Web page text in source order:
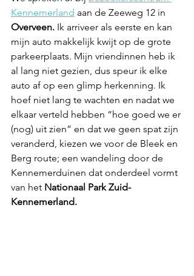
Kennemerland aan de Zeeweg 12 in
Overveen. Ik arriveer als eerste en kan
mijn auto makkelijk kwijt op de grote
parkeerplaats. Mijn vriendinnen heb ik
al lang niet gezien, dus speur ik elke
auto af op een glimp herkenning. Ik
hoef niet lang te wachten en nadat we
elkaar verteld hebben “hoe goed we er
(nog) uit zien” en dat we geen spat zijn
veranderd, kiezen we voor de Bleek en
Berg route; een wandeling door de
Kennemerduinen dat onderdeel vormt
van het Nationaal Park Zuid-
Kennemerland.